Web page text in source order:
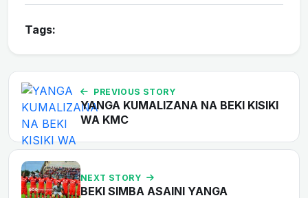
Tags:
PREVIOUS STORY
YANGA KUMALIZANA NA BEKI KISIKI
WA KMC
NEXT STORY
BEKI SIMBA ASAINI YANGA